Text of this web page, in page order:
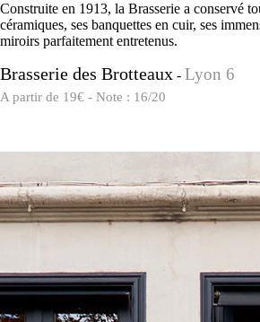
Construite en 1913, la Brasserie a conservé
céramiques, ses banquettes en cuir, ses
miroirs parfaitement entretenus.
Brasserie des Brotteaux - Lyon 6
A partir de 19€ - Note : 16/20